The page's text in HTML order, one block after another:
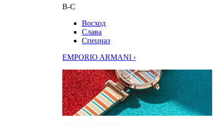
В-С
Восход
Слава
Спецназ
EMPORIO ARMANI ›